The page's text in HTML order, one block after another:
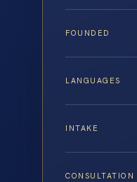
FOUNDED
LANGUAGES
INTAKE
CONSULTATION